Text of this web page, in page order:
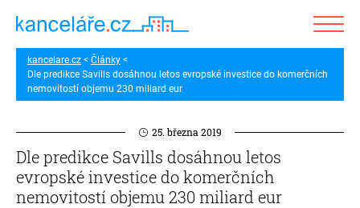
kancelare.cz
Články
Dle predikce Savills dosáhnou letos evropské investice do komerčních
nemovitostí objemu 230 miliard eur
25. března 2019
Dle predikce Savills dosáhnou letos
evropské investice do komerčních
nemovitostí objemu 230 miliard eur